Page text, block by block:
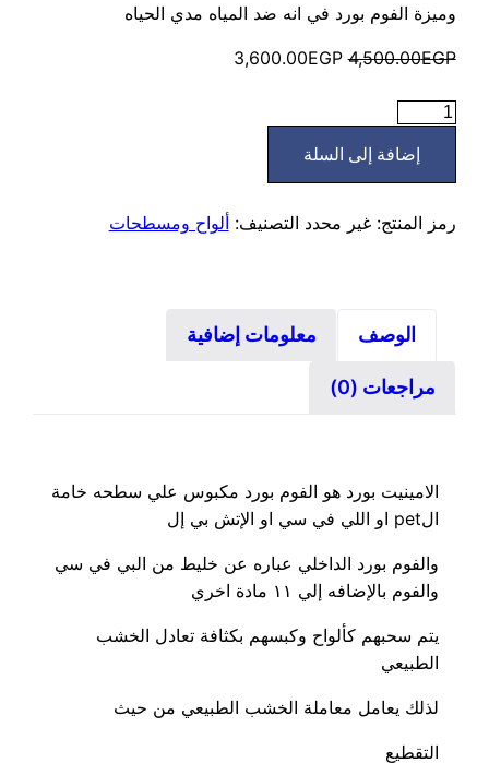
وميزة الفوم بورد في انه ضد المياه مدي الحياه
4,500.00EGP
السعر3,600.00EGP
كمية
المياه
إضافة إلى السلة
رمز المنتج:غير محدد التصنيف:ألواح ومسطحات
الوصف معلومات إضافية
مراجعات (0)
الامينيت بورد هو الفوم بورد مكبوس علي سطحه خامة
الpet او اللي في سي او الإتش بي إل
والفوم بورد الداخلي عباره عن خليط من البي في سي
والفوم بالإضافه إلي ١١ مادة اخري
يتم سحبهم كألواح وكبسهم بكثافة تعادل الخشب
الطبيعي
لذلك يعامل معاملة الخشب الطبيعي من حيث
التقطيع